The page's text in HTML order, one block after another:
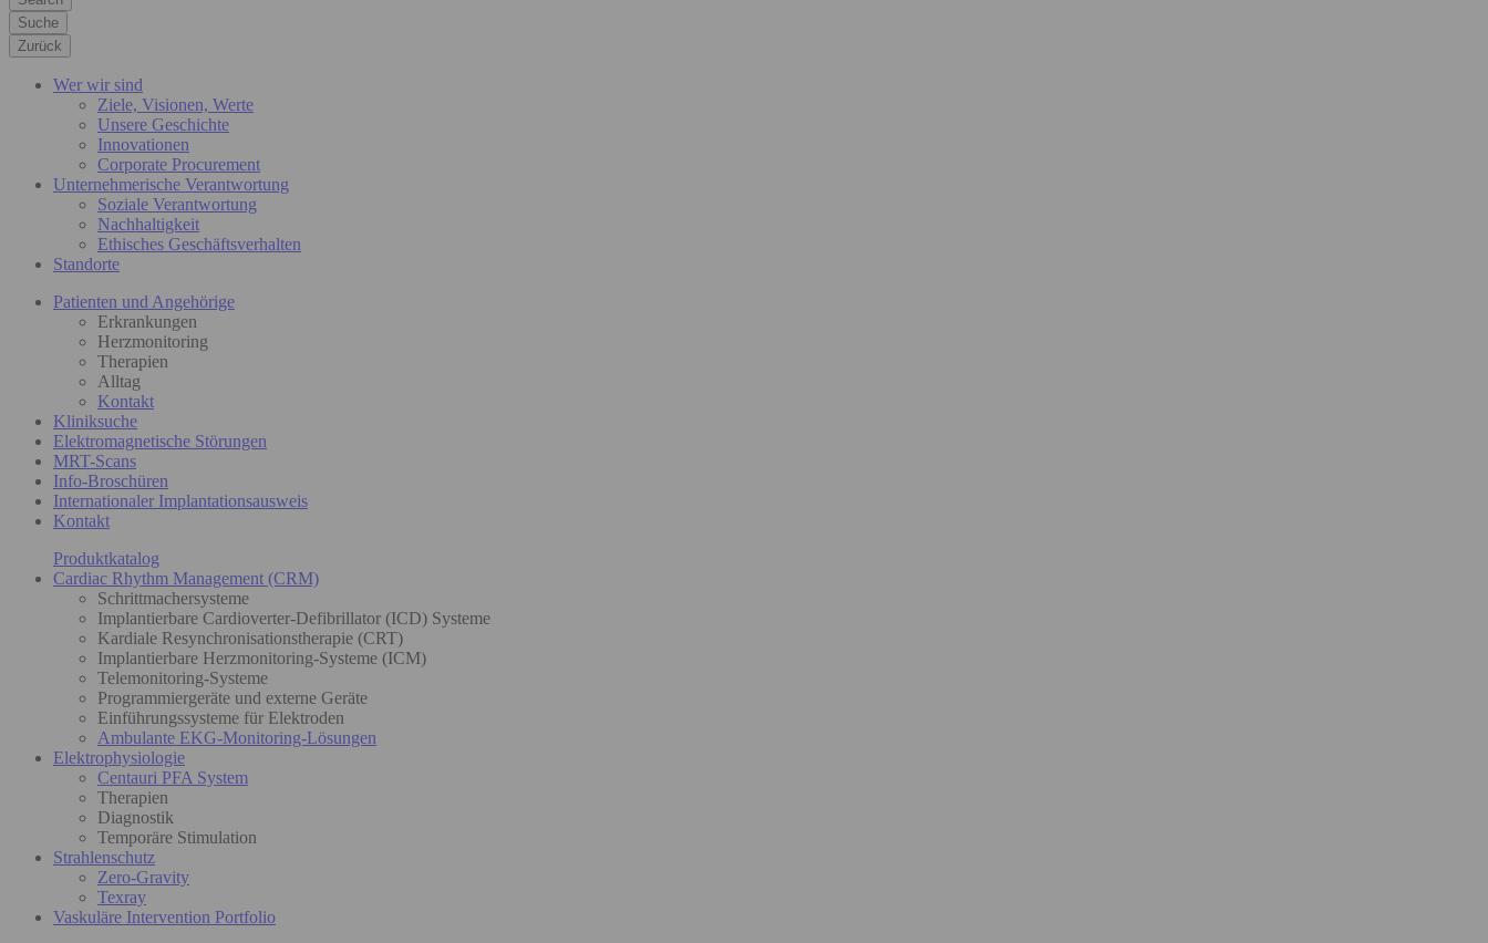
Suche
Zurück
Wer wir sind
Ziele, Visionen, Werte
Unsere Geschichte
Innovationen
Corporate Procurement
Unternehmerische Verantwortung
Soziale Verantwortung
Nachhaltigkeit
Ethisches Geschäftsverhalten
Standorte
Patienten und Angehörige
Erkrankungen
Herzmonitoring
Therapien
Alltag
Kontakt
Kliniksuche
Elektromagnetische Störungen
MRT-Scans
Info-Broschüren
Internationaler Implantationsausweis
Kontakt
Produktkatalog
Cardiac Rhythm Management (CRM)
Schrittmachersysteme
Implantierbare Cardioverter-Defibrillator (ICD) Systeme
Kardiale Resynchronisationstherapie (CRT)
Implantierbare Herzmonitoring-Systeme (ICM)
Telemonitoring-Systeme
Programmiergeräte und externe Geräte
Einführungssysteme für Elektroden
Ambulante EKG-Monitoring-Lösungen
Elektrophysiologie
Centauri PFA System
Therapien
Diagnostik
Temporäre Stimulation
Strahlenschutz
Zero-Gravity
Texray
Vaskuläre Intervention Portfolio